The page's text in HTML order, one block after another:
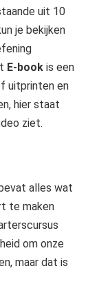
uit 10
je bekijken
E-book is een
uitprinten en
hier staat
ziet.
alles wat
te maken
om onze
maar dat is